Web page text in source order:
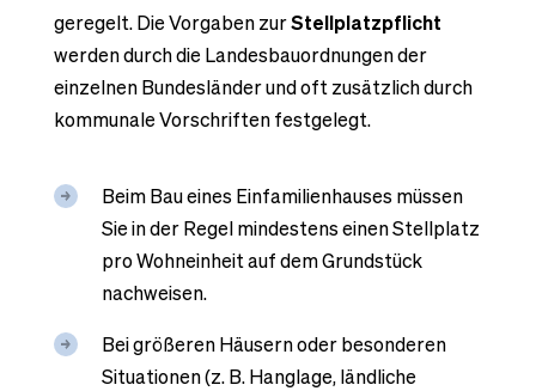
geregelt. Die Vorgaben zurStellplatzpflicht
werden durch die Landesbauordnungen der
einzelnen Bundesländer und oft zusätzlich durch
kommunale Vorschriften festgelegt.
Beim Bau eines Einfamilienhauses müssen
Sie in der Regel mindestens einen Stellplatz
pro Wohneinheit auf dem Grundstück
nachweisen.
Bei größeren Häusern oder besonderen
Situationen (z. B. Hanglage, ländliche